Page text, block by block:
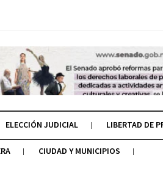
ELECCIÓN JUDICIAL LIBERTAD DE
CIUDAD Y MUNICIPIOS